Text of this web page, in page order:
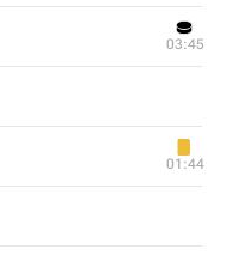
03:45
01:44